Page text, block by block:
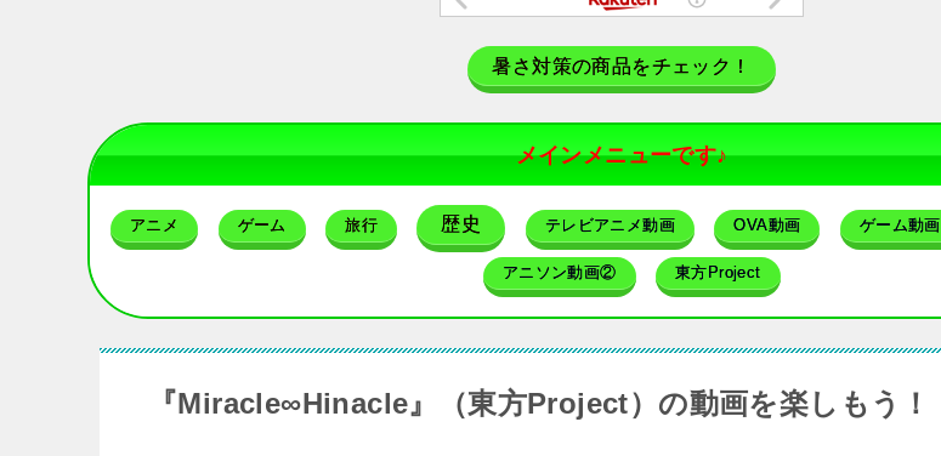
暑さ対策の商品をチェック！
メインメニューです♪
アニメ ゲーム 旅行 歴史 テレビアニメ動画 OVA動画 ゲーム動画
アニソン動画② 東方Project
『Miracle∞Hinacle』（東方Project）の動画を楽しもう！